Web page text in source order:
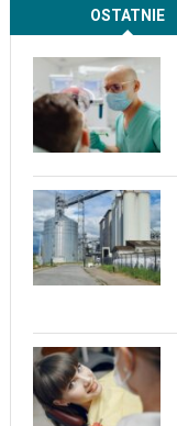
OSTATNIE